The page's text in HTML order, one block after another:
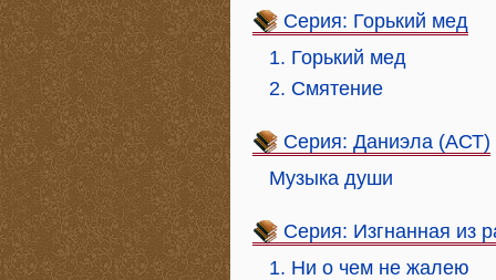
Серия: Горький мед
1. Горький мед
2. Смятение
Серия: Даниэла (АСТ)
Музыка души
Серия: Изгнанная из
1. Ни о чем не жалею